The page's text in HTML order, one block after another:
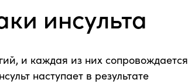
инсульта
и каждая из них сопровождается
наступает в результате